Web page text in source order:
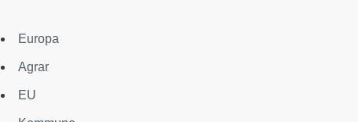
Europa
Agrar
EU